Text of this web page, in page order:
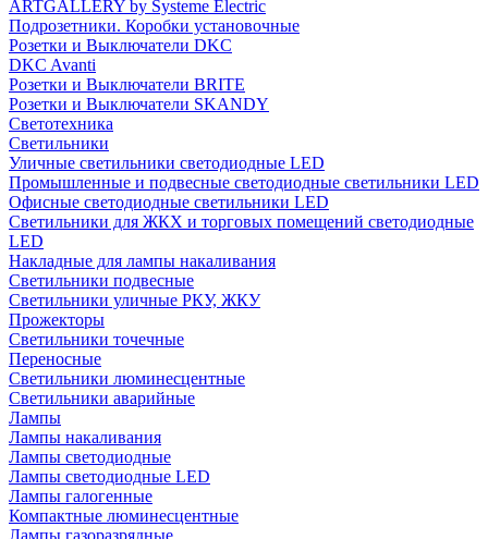
ARTGALLERY by Systeme Electric
Подрозетники. Коробки установочные
Розетки и Выключатели DKC
DKC Avanti
Розетки и Выключатели BRITE
Розетки и Выключатели SKANDY
Светотехника
Светильники
Уличные светильники светодиодные LED
Промышленные и подвесные светодиодные светильники LED
Офисные светодиодные светильники LED
Светильники для ЖКХ и торговых помещений светодиодные
LED
Накладные для лампы накаливания
Светильники подвесные
Светильники уличные РКУ, ЖКУ
Прожекторы
Cветильники точечные
Переносные
Светильники люминесцентные
Светильники аварийные
Лампы
Лампы накаливания
Лампы светодиодные
Лампы светодиодные LED
Лампы галогенные
Компактные люминесцентные
Лампы газоразрядные